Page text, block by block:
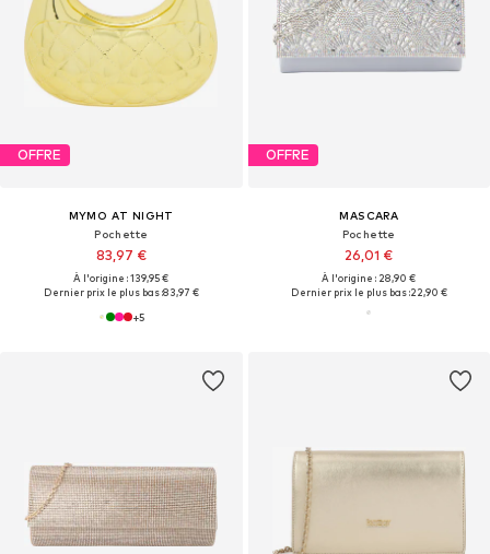
OFFRE
MYMO AT NIGHT
Pochette
83,97 €
À l'origine : 139,95 €
Dernier prix le plus bas :83,97 €
+5
OFFRE
MASCARA
Pochette
26,01 €
À l'origine : 28,90 €
Dernier prix le plus bas :22,90 €